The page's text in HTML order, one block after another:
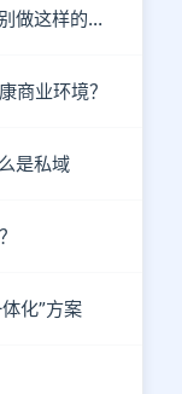
原创365篇文章后，送你七条建议，千万别做这样的自媒体！
商业环境？
是私域
化”方案